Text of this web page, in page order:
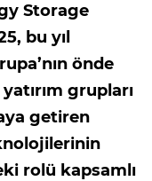
Storage
bu yıl
önde
grupları
getiren
rolü kapsamlı